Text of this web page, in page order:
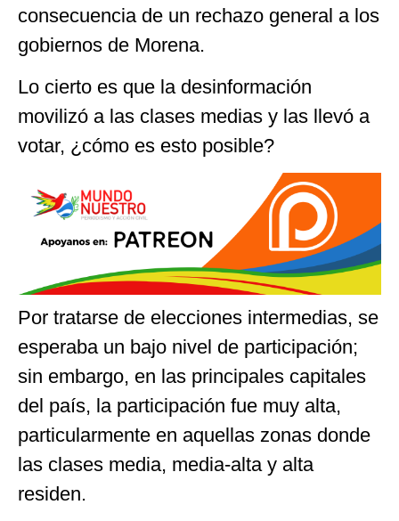
consecuencia de un rechazo general a los
gobiernos de Morena.
Lo cierto es que la desinformación
movilizó a las clases medias y las llevó a
votar, ¿cómo es esto posible?
Por tratarse de elecciones intermedias, se
esperaba un bajo nivel de participación;
sin embargo, en las principales capitales
del país, la participación fue muy alta,
particularmente en aquellas zonas donde
las clases media, media-alta y alta
residen.